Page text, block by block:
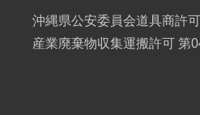
沖縄県公安委員会道具商許
産業廃棄物収集運搬許可 第